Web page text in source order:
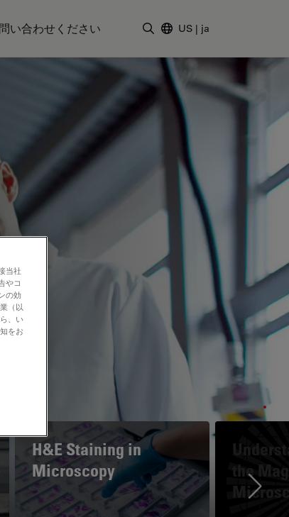
い合わせください US | ja
H&E Staining in
Microscopy
the
当社
やコ
の効
（以
、い
をお